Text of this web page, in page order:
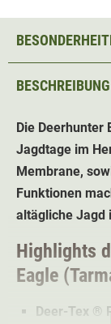
BESCHREIBUNG
Die
Jagdtage im
Membrane,
Funktionen
altägliche Jagd
Highlights
Eagle
Deer-Tex ®